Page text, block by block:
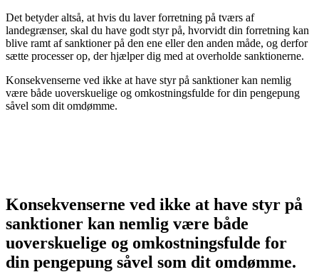
Det betyder altså, at hvis du laver forretning på tværs af
landegrænser, skal du have godt styr på, hvorvidt din forretning kan
blive ramt af sanktioner på den ene eller den anden måde, og derfor
sætte processer op, der hjælper dig med at overholde sanktionerne.
Konsekvenserne ved ikke at have styr på sanktioner kan nemlig
være både uoverskuelige og omkostningsfulde for din pengepung
såvel som dit omdømme.
Konsekvenserne ved ikke at have styr på
sanktioner kan nemlig være både
uoverskuelige og omkostningsfulde for
din pengepung såvel som dit omdømme.